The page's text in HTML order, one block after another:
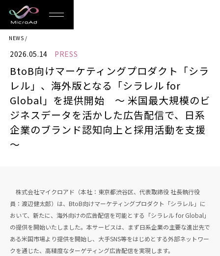
MicroAd
-
Redesigning
the
Future
Life
NEWS
2026.05.14 PRESS
BtoB向けマーケティングプロダクト「シラ
レル」、海外版となる「シラレル for
Global」を提供開始 〜 米国最大規模のビ
ジネスデータを活かした広告配信で、日系
企業のブランド認知向上と採用活動を支援
〜
株式会社マイクロアド（本社：東京都渋谷区、代表取締役 社長執行役
員：渡辺健太郎）は、BtoB向けマーケティングプロダクト「シラレル」に
おいて、新たに、海外向けの広告配信を可能とする「シラレル for Global」
の提供を開始いたしました。本サービスは、まず日系企業の主要な進出先で
ある米国市場より提供を開始し、大手SNS等をはじめとする外部ネットワー
クを通じた、高精度なターゲティング広告配信を実現します。